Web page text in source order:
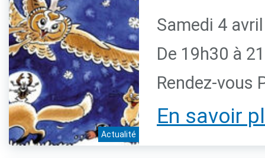
Actualité
Samedi 4
De 19h30 à
Rendez-vous
En savoir